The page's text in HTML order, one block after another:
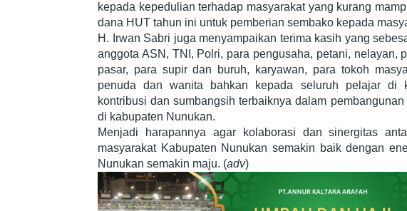
kepada kepedulian terhadap masyarakat yang kurang
dana HUT tahun ini untuk pemberian sembako kepada
H. Irwan Sabri juga menyampaikan terima kasih yang
anggota ASN, TNI, Polri, para pengusaha, petani, nelayan,
pasar, para supir dan buruh, karyawan, para tokoh
penuda dan wanita bahkan kepada seluruh pelajar di
kontribusi dan sumbangsih terbaiknya dalam
di kabupaten Nunukan.
Menjadi harapannya agar kolaborasi dan sinergitas
masyarakat Kabupaten Nunukan semakin baik dengan
Nunukan semakin maju. (adv)